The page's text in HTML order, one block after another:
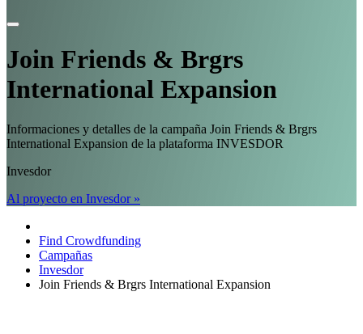
Join Friends & Brgrs
International Expansion
Informaciones y detalles de la campaña Join Friends & Brgrs
International Expansion de la plataforma INVESDOR
Invesdor
Al proyecto en Invesdor »
Find Crowdfunding
Campañas
Invesdor
Join Friends & Brgrs International Expansion